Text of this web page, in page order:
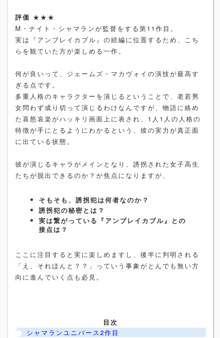
評価 ★★★
M・ナイト・シャマランが監督をする第11作目。
実は『アンブレイカブル』の続編に位置するため、こち
らを観ていた方が楽しめる一作。
何が良いって、ジェームズ・マカヴォイの演技が最高す
ぎる点です。
多重人格のキャラクターを演じるということで、老若男
女問わず成り切って演じるわけなんですが、物語に絡め
た喜怒哀楽がハッキリ画面上に表され、1人1人の人格の
特徴が手にとるようにわかるという、彼の実力が真正面
に出ている状態。
彼が演じるキャラがメインとなり、誘拐された女子高生
たちが脱出できるのか？が焦点になりますが、
そもそも、誘拐犯は何者なのか？
誘拐犯の秘密とは？
実は繋がっている『アンブレイカブル』との
接点は？
ここに注目すると実に楽しめますし、後半に判明される
「え、それほんと？？」っていう事象がとんでも無い方
向に進んでいく点も必見。
目次
シャマランユニバース2作目